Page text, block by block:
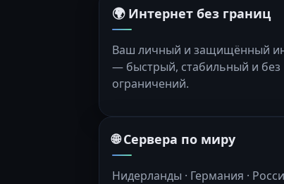
🌍 Интернет без границ
Ваш личный и защищённый
— быстрый, стабильный и без
ограничений.
🌐 Сервера по миру
Нидерланды · Германия ·